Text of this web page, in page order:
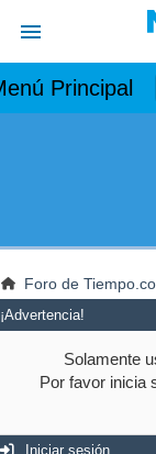
Principal
Foro de
¡Advertencia!
Solamente
Por favor inicia
Iniciar sesión